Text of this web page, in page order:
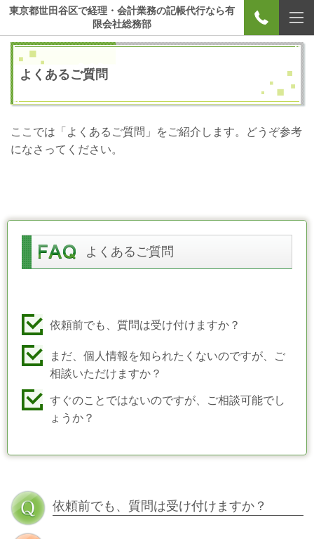
東京都世田谷区で経理・会計業務の記帳代行なら有
限会社総務部
よくあるご質問
ここでは「よくあるご質問」をご紹介します。どうぞ参考
になさってください。
よくあるご質問
依頼前でも、質問は受け付けますか？
まだ、個人情報を知られたくないのですが、ご
相談いただけますか？
すぐのことではないのですが、ご相談可能でし
ょうか？
依頼前でも、質問は受け付けますか？